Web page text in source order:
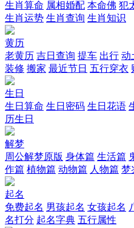
生肖算命 属相婚配 本命佛 犯
生肖运势 生肖查询 生肖知识
黄历
老黄历 吉日查询 提车 出行 动
装修 搬家 最近节日 五行穿衣
生日
生日算命 生日密码 生日花语
历生日
解梦
周公解梦原版 身体篇 生活篇
作篇 植物篇 动物篇 人物篇 梦
起名
免费起名 男孩起名 女孩起名
名打分 起名字典 五行属性